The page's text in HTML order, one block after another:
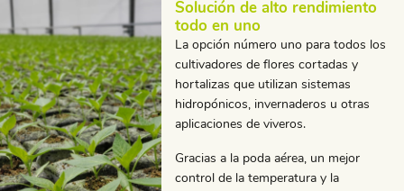
Solución de alto rendimiento
todo en uno
La opción número uno para todos los
cultivadores de flores cortadas y
hortalizas que utilizan sistemas
hidropónicos, invernaderos u otras
aplicaciones de viveros.
Gracias a la poda aérea, un mejor
control de la temperatura y la